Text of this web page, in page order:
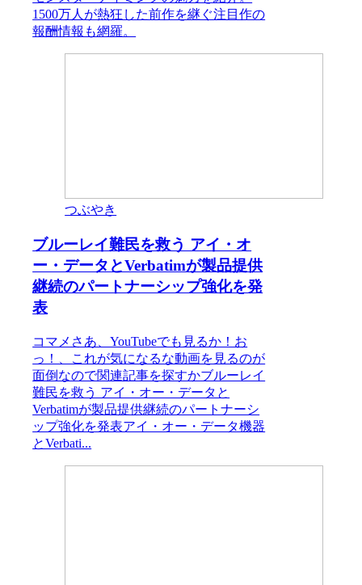
1500万人が熱狂した前作を継ぐ注目作の
報酬情報も網羅。
つぶやき
ブルーレイ難民を救う アイ・オ
ー・データとVerbatimが製品提供
継続のパートナーシップ強化を発
表
コマメさあ、YouTubeでも見るか！お
っ！、これが気になるな動画を見るのが
面倒なので関連記事を探すかブルーレイ
難民を救う アイ・オー・データと
Verbatimが製品提供継続のパートナーシ
ップ強化を発表アイ・オー・データ機器
とVerbati...